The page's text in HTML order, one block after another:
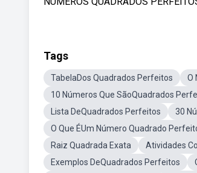
Tags
TabelaDos Quadrados Perfeitos O
10 Números Que SãoQuadrados
Lista DeQuadrados Perfeitos
30
O Que ÉUm Número Quadrado
Raiz Quadrada Exata
Atividades
Exemplos DeQuadrados Perfeitos